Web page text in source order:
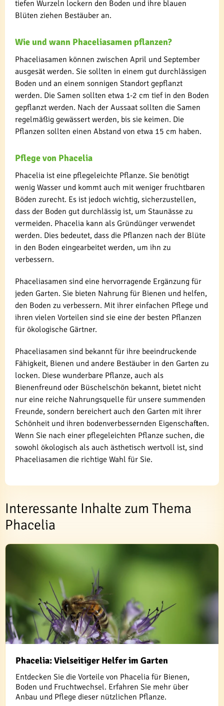
tiefen Wurzeln lockern den Boden und ihre blauen
Blüten ziehen Bestäuber an.
Wie und wann Phaceliasamen pflanzen?
Phaceliasamen können zwischen April und September
ausgesät werden. Sie sollten in einem gut durchlässigen
Boden und an einem sonnigen Standort gepflanzt
werden. Die Samen sollten etwa 1-2 cm tief in den Boden
gepflanzt werden. Nach der Aussaat sollten die Samen
regelmäßig gewässert werden, bis sie keimen. Die
Pflanzen sollten einen Abstand von etwa 15 cm haben.
Pflege von Phacelia
Phacelia ist eine pflegeleichte Pflanze. Sie benötigt
wenig Wasser und kommt auch mit weniger fruchtbaren
Böden zurecht. Es ist jedoch wichtig, sicherzustellen,
dass der Boden gut durchlässig ist, um Staunässe zu
vermeiden. Phacelia kann als Gründünger verwendet
werden. Dies bedeutet, dass die Pflanzen nach der Blüte
in den Boden eingearbeitet werden, um ihn zu
verbessern.
Phaceliasamen sind eine hervorragende Ergänzung für
jeden Garten. Sie bieten Nahrung für Bienen und helfen,
den Boden zu verbessern. Mit ihrer einfachen Pflege und
ihren vielen Vorteilen sind sie eine der besten Pflanzen
für ökologische Gärtner.
Phaceliasamen sind bekannt für ihre beeindruckende
Fähigkeit, Bienen und andere Bestäuber in den Garten zu
locken. Diese wunderbare Pflanze, auch als
Bienenfreund oder Büschelschön bekannt, bietet nicht
nur eine reiche Nahrungsquelle für unsere summenden
Freunde, sondern bereichert auch den Garten mit ihrer
Schönheit und ihren bodenverbessernden Eigenschaften.
Wenn Sie nach einer pflegeleichten Pflanze suchen, die
sowohl ökologisch als auch ästhetisch wertvoll ist, sind
Phaceliasamen die richtige Wahl für Sie.
Interessante Inhalte zum Thema
Phacelia
Phacelia: Vielseitiger Helfer im Garten
Entdecken Sie die Vorteile von Phacelia für Bienen,
Boden und Fruchtwechsel. Erfahren Sie mehr über
Anbau und Pflege dieser nützlichen Pflanze.